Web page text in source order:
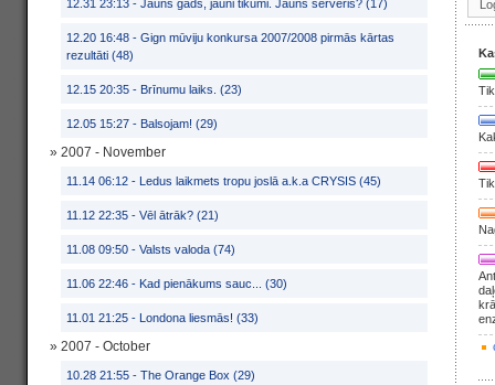
12.31 23:13 - Jauns gads, jauni tikumi. Jauns serveris? (17)
12.20 16:48 - Gign mūviju konkursa 2007/2008 pirmās kārtas
rezultāti (48)
12.15 20:35 - Brīnumu laiks. (23)
12.05 15:27 - Balsojam! (29)
» 2007 - November
11.14 06:12 - Ledus laikmets tropu joslā a.k.a CRYSIS (45)
11.12 22:35 - Vēl ātrāk? (21)
11.08 09:50 - Valsts valoda (74)
11.06 22:46 - Kad pienākums sauc... (30)
11.01 21:25 - Londona liesmās! (33)
» 2007 - October
10.28 21:55 - The Orange Box (29)